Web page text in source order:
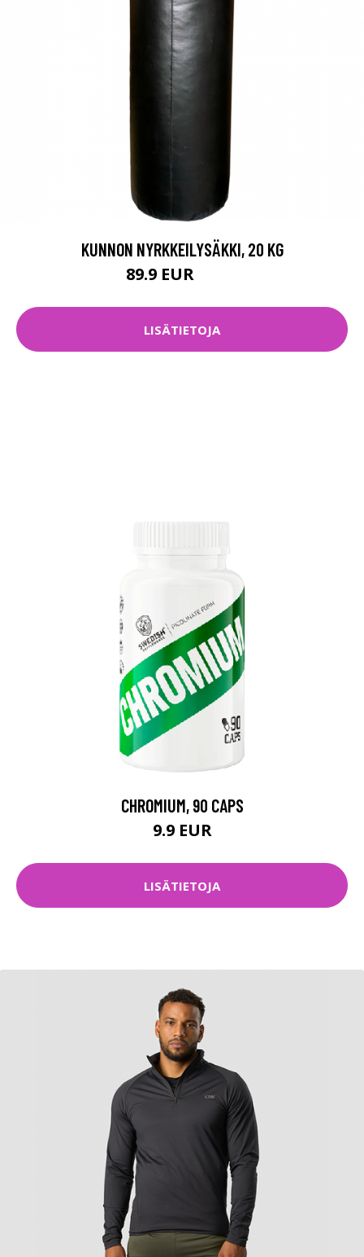
KUNNON NYRKKEILYSÄKKI, 20 KG
89.9 EUR
LISÄTIETOJA
CHROMIUM, 90 CAPS
9.9 EUR
LISÄTIETOJA